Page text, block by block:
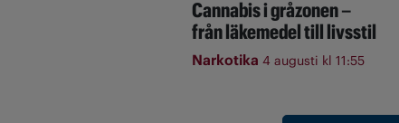
Cannabis i gråzonen –
från läkemedel till livsstil
Narkotika 4 augusti kl 11:55